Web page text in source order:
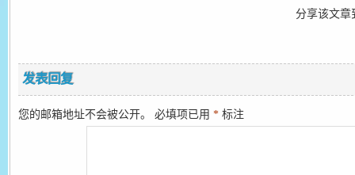
分享该文章
发表回复
您的邮箱地址不会被公开。 必填项已用 * 标注